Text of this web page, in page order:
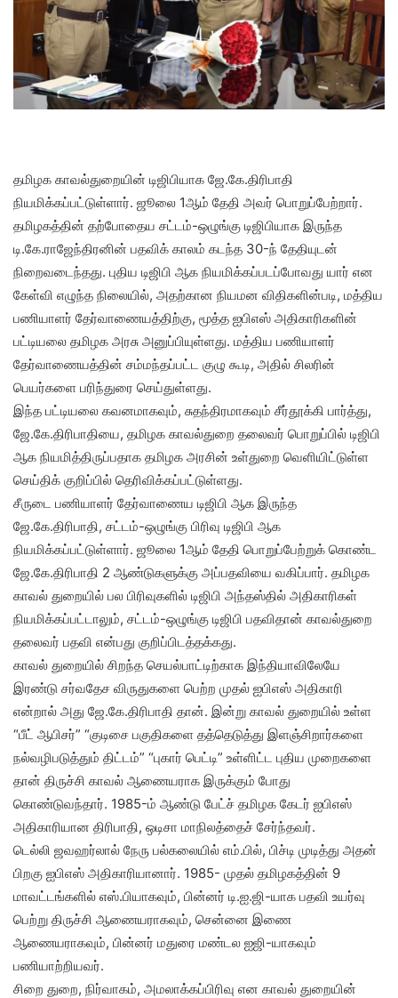
தமிழக காவல்துறையின் டிஜிபியாக ஜே.கே.திரிபாதி
நியமிக்கப்பட்டுள்ளார். ஜூலை 1ஆம் தேதி அவர் பொறுப்பேற்றார்.
தமிழகத்தின் தற்போதைய சட்டம்-ஒழுங்கு டிஜிபியாக இருந்த
டி.கே.ராஜேந்திரனின் பதவிக் காலம் கடந்த 30-ந் தேதியுடன்
நிறைவடைந்தது. புதிய டிஜிபி ஆக நியமிக்கப்படப்போவது யார் என
கேள்வி எழுந்த நிலையில், அதற்கான நியமன விதிகளின்படி, மத்திய
பணியாளர் தேர்வாணையத்திற்கு, மூத்த ஐபிஎஸ் அதிகாரிகளின்
பட்டியலை தமிழக அரசு அனுப்பியுள்ளது. மத்திய பணியாளர்
தேர்வாணையத்தின் சம்மந்தப்பட்ட குழு கூடி, அதில் சிலரின்
பெயர்களை பரிந்துரை செய்துள்ளது.
இந்த பட்டியலை கவனமாகவும், சுதந்திரமாகவும் சீர்தூக்கி பார்த்து,
ஜே.கே.திரிபாதியை, தமிழக காவல்துறை தலைவர் பொறுப்பில் டிஜிபி
ஆக நியமித்திருப்பதாக தமிழக அரசின் உள்துறை வெளியிட்டுள்ள
செய்திக் குறிப்பில் தெரிவிக்கப்பட்டுள்ளது.
சீருடை பணியாளர் தேர்வாணைய டிஜிபி ஆக இருந்த
ஜே.கே.திரிபாதி, சட்டம்-ஒழுங்கு பிரிவு டிஜிபி ஆக
நியமிக்கப்பட்டுள்ளார். ஜூலை 1ஆம் தேதி பொறுப்பேற்றுக் கொண்ட
ஜே.கே.திரிபாதி 2 ஆண்டுகளுக்கு அப்பதவியை வகிப்பார். தமிழக
காவல் துறையில் பல பிரிவுகளில் டிஜிபி அந்தஸ்தில் அதிகாரிகள்
நியமிக்கப்பட்டாலும், சட்டம்-ஒழுங்கு டிஜிபி பதவிதான் காவல்துறை
தலைவர் பதவி என்பது குறிப்பிடத்தக்கது.
காவல் துறையில் சிறந்த செயல்பாட்டிற்காக இந்தியாவிலேயே
இரண்டு சர்வதேச விருதுகளை பெற்ற முதல் ஐபிஎஸ் அதிகாரி
என்றால் அது ஜே.கே.திரிபாதி தான். இன்று காவல் துறையில் உள்ள
“பீட் ஆபிசர்” “குடிசை பகுதிகளை தத்தெடுத்து இளஞ்சிறார்களை
நல்வழிபடுத்தும் திட்டம்” “புகார் பெட்டி” உள்ளிட்ட புதிய முறைகளை
தான் திருச்சி காவல் ஆணையராக இருக்கும் போது
கொண்டுவந்தார். 1985-ம் ஆண்டு பேட்ச் தமிழக கேடர் ஐபிஎஸ்
அதிகாரியான திரிபாதி, ஒடிசா மாநிலத்தைச் சேர்ந்தவர்.
டெல்லி ஜவஹர்லால் நேரு பல்கலையில் எம்.பில், பிச்டி முடித்து அதன்
பிறகு ஐபிஎஸ் அதிகாரியானார். 1985- முதல் தமிழகத்தின் 9
மாவட்டங்களில் எஸ்.பியாகவும், பின்னர் டி.ஐ.ஜி-யாக பதவி உயர்வு
பெற்று திருச்சி ஆணையராகவும், சென்னை இணை
ஆணையராகவும், பின்னர் மதுரை மண்டல ஐஜி-யாகவும்
பணியாற்றியவர்.
சிறை துறை, நிர்வாகம், அமலாக்கப்பிரிவு என காவல் துறையின்